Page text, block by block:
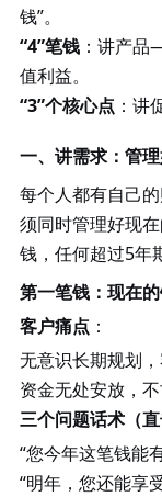
钱”。
“4”笔钱：讲产品
值利益。
“3”个核心点 ：讲
一、讲需求：管
每个人都有自己
须同时管理好现
钱，任何超过5年
第一笔钱：现在的
客户痛点 ：
无意识长期规划，
资金无处安放，
三个问题话术（直
“您今年这笔钱能
“明年，您还能享